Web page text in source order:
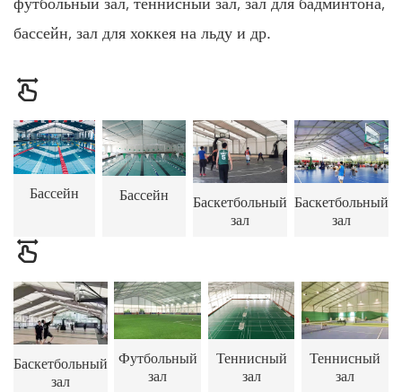
бассейн, зал для хоккея на льду и др.
Бассейн Бассейн
Баскетбольный
зал
Баскетбольный
зал
Баскетбольный
зал
Футбольный
зал
Теннисный
зал
Теннисный
зал